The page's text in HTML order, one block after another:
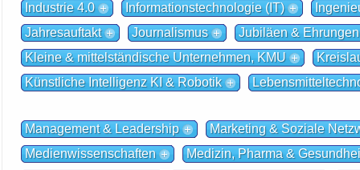
Industrie 4.0
Informationstechnologie (IT)
Jahresauftakt
Journalismus
Jubiläen & Ehrungen
Kleine & mittelständische Unternehmen, KMU
Künstliche Intelligenz KI & Robotik
Management & Leadership
Marketing & Soziale
Medienwissenschaften
Medizin, Pharma &